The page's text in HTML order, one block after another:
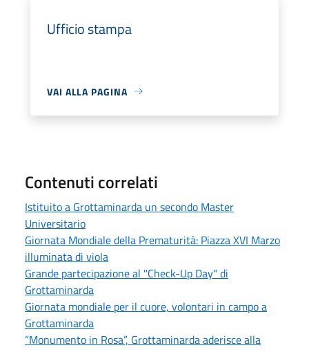
Ufficio stampa
VAI ALLA PAGINA
Contenuti correlati
Istituito a Grottaminarda un secondo Master
Universitario
Giornata Mondiale della Prematurità: Piazza XVI Marzo
illuminata di viola
Grande partecipazione al "Check-Up Day" di
Grottaminarda
Giornata mondiale per il cuore, volontari in campo a
Grottaminarda
“Monumento in Rosa”, Grottaminarda aderisce alla